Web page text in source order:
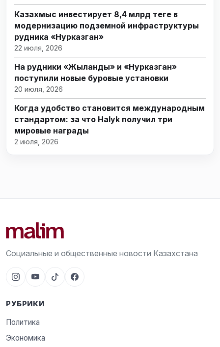
Казахмыс инвестирует 8,4 млрд теңге в
модернизацию подземной инфраструктуры
рудника «Нурказган»
22 июля, 2026
На рудники «Жыланды» и «Нурказган»
поступили новые буровые установки
20 июля, 2026
Когда удобство становится международным
стандартом: за что Halyk получил три
мировые награды
2 июля, 2026
Социальные и общественные новости Казахстана
РУБРИКИ
Политика
Экономика